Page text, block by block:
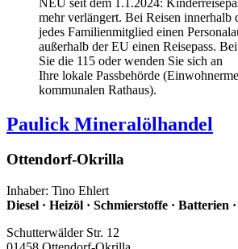
mehr verlängert. Bei Reisen innerhalb
jedes Familienmitglied einen
außerhalb der EU einen Reisepass.
Sie die 115 oder wenden Sie sich an
Ihre lokale Passbehörde
kommunalen Rathaus).
Paulick Mineralölhandel
Ottendorf-Okrilla
Inhaber: Tino Ehlert
Diesel · Heizöl · Schmierstoffe · Batterien
Schutterwälder Str. 12